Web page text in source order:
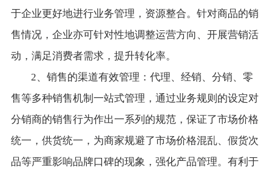
于企业更好地进行业务管理，资源整合。针对商品的销
售情况，企业亦可针对性地调整运营方向、开展营销活
动，满足消费者需求，提升转化率。
2、销售的渠道有效管理：代理、经销、分销、零
售等多种销售机制一站式管理，通过业务规则的设定对
分销商的销售行为作出一系列的规范，保证了市场价格
统一，供货统一，为商家规避了市场价格混乱、假货次
品等严重影响品牌口碑的现象，强化产品管理。有利于